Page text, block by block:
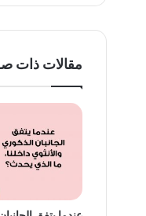
مقالات ذات